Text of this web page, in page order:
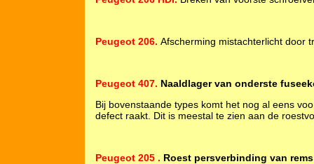
Peugeot 206. Afscherming mistachterlicht door
Peugeot 407. Naaldlager van onderste
Bij bovenstaande types komt het nog al eens
defect raakt. Dit is meestal te zien aan de
Peugeot 205 . Roest persverbinding van